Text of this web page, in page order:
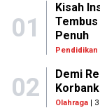
01
Kisah
Tembus
Penuh
Pendidikan
02
Demi
Olahraga| 3